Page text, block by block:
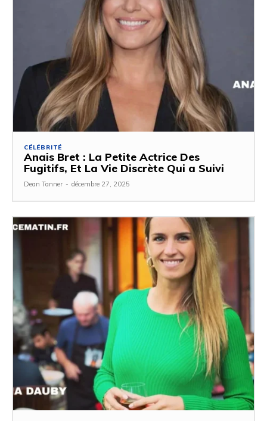
CÉLÉBRITÉ
Anais Bret : La Petite Actrice Des
Fugitifs, Et La Vie Discrète Qui a Suivi
Dean Tanner - décembre 27, 2025